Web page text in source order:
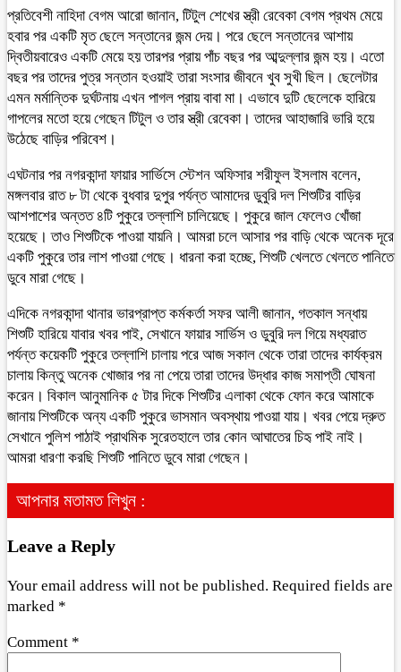
প্রতিবেশী নাহিদা বেগম আরো জানান, টিটুল শেখের স্ত্রী রেবেকা বেগম প্রথম মেয়ে
হবার পর একটি মৃত ছেলে সন্তানের জন্ম দেয়। পরে ছেলে সন্তানের আশায়
দ্বিতীয়বারেও একটি মেয়ে হয় তারপর প্রায় পাঁচ বছর পর আব্দুল্লার জন্ম হয়। এতো
বছর পর তাদের পুত্র সন্তান হওয়াই তারা সংসার জীবনে খুব সুখী ছিল। ছেলেটার
এমন মর্মান্তিক দুর্ঘটনায় এখন পাগল প্রায় বাবা মা। এভাবে দুটি ছেলেকে হারিয়ে
গাপলের মতো হয়ে গেছেন টিটুল ও তার স্ত্রী রেবেকা। তাদের আহাজারি ভারি হয়ে
উঠেছে বাড়ির পরিবেশ।
এঘটনার পর নগরকান্দা ফায়ার সার্ভিসে স্টেশন অফিসার শরীফুল ইসলাম বলেন,
মঙ্গলবার রাত ৮ টা থেকে বুধবার দুপুর পর্যন্ত আমাদের ডুবুরি দল শিশুটির বাড়ির
আশপাশের অন্তত ৪টি পুকুরে তল্লাশি চালিয়েছে। পুকুরে জাল ফেলেও খোঁজা
হয়েছে। তাও শিশুটিকে পাওয়া যায়নি। আমরা চলে আসার পর বাড়ি থেকে অনেক দূরে
একটি পুকুরে তার লাশ পাওয়া গেছে। ধারনা করা হচ্ছে, শিশুটি খেলতে খেলতে পানিতে
ডুবে মারা গেছে।
এদিকে নগরকান্দা থানার ভারপ্রাপ্ত কর্মকর্তা সফর আলী জানান, গতকাল সন্ধায়
শিশুটি হারিয়ে যাবার খবর পাই, সেখানে ফায়ার সার্ভিস ও ডুবুরি দল গিয়ে মধ্যরাত
পর্যন্ত কয়েকটি পুকুরে তল্লাশি চালায় পরে আজ সকাল থেকে তারা তাদের কার্যক্রম
চালায় কিন্তু অনেক খোজার পর না পেয়ে তারা তাদের উদ্ধার কাজ সমাপ্তী ঘোষনা
করেন। বিকাল আনুমানিক ৫ টার দিকে শিশুটির এলাকা থেকে ফোন করে আমাকে
জানায় শিশুটিকে অন্য একটি পুকুরে ভাসমান অবস্থায় পাওয়া যায়। খবর পেয়ে দ্রুত
সেখানে পুলিশ পাঠাই প্রাথমিক সুরেতহালে তার কোন আঘাতের চিহৃ পাই নাই।
আমরা ধারণা করছি শিশুটি পানিতে ডুবে মারা গেছেন।
আপনার মতামত লিখুন :
Leave a Reply
Your email address will not be published. Required fields are
marked *
Comment *